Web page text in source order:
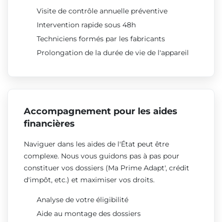
Visite de contrôle annuelle préventive
Intervention rapide sous 48h
Techniciens formés par les fabricants
Prolongation de la durée de vie de l'appareil
Accompagnement pour les aides
financières
Naviguer dans les aides de l'État peut être
complexe. Nous vous guidons pas à pas pour
constituer vos dossiers (Ma Prime Adapt', crédit
d'impôt, etc.) et maximiser vos droits.
Analyse de votre éligibilité
Aide au montage des dossiers